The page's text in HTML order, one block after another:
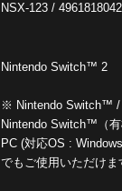
NSX-123 /
Nintendo Switch™ 2
※ Nintendo Switch™ /
Nintendo Switch™（有
PC (対応OS :
でもご使用いただけま